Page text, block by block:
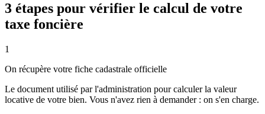
3 étapes pour vérifier le calcul de votre
taxe foncière
1
On récupère votre fiche cadastrale officielle
Le document utilisé par l'administration pour calculer la valeur
locative de votre bien. Vous n'avez rien à demander : on s'en charge.